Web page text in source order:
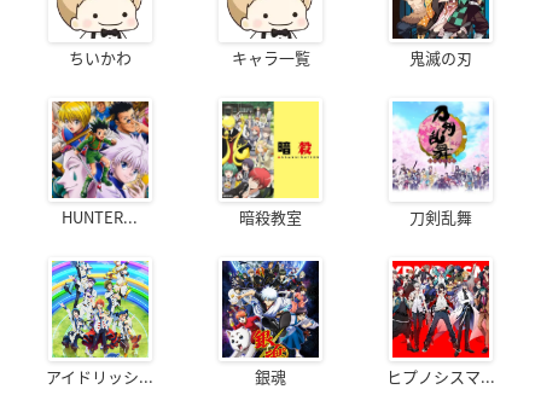
ちいかわ キャラ一覧 鬼滅の刃
HUNTER... 暗殺教室 刀剣乱舞
アイドリッシ... 銀魂 ヒプノシスマ...